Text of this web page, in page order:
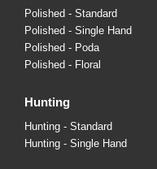
Polished - Standard
Polished - Single Hand
Polished - Poda
Polished - Floral
hunting
Hunting - Standard
Hunting - Single Hand